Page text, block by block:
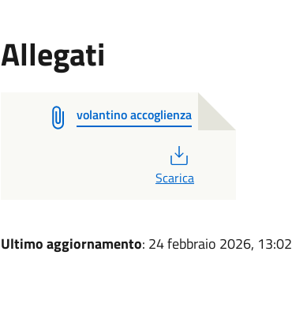
Allegati
volantino accoglienza
Scarica
Ultimo aggiornamento: 24 febbraio 2026, 13:02